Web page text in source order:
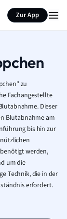
Zur App
zu
Fachangestellte
Dieser
Blutabnahme am
bis hin zur
werden,
um die
Technik, die in der
erfordert.